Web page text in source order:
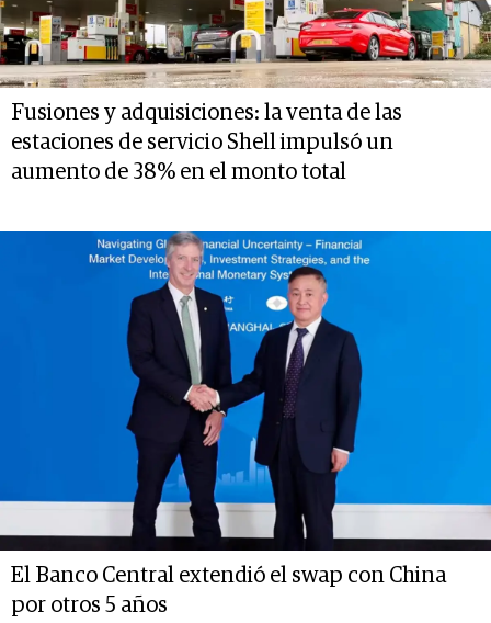
Fusiones y adquisiciones: la venta de las
estaciones de servicio Shell impulsó un
aumento de 38% en el monto total
El Banco Central extendió el swap con China
por otros 5 años